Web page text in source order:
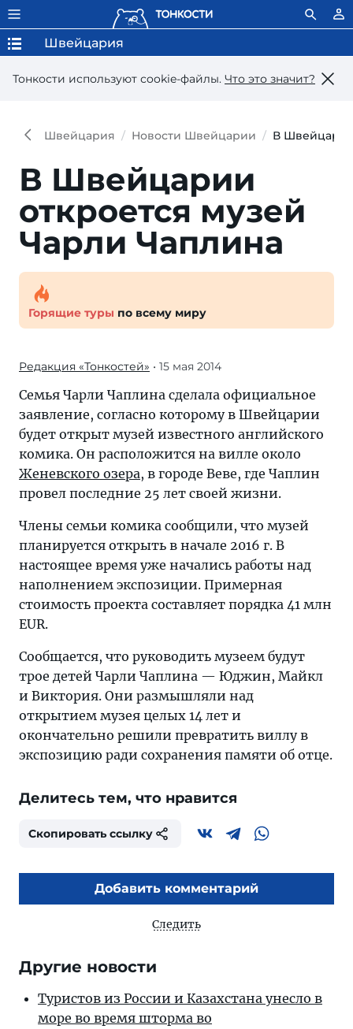
Тонкости используют сookie-файлы. Что это значит?
Швейцария
Швейцария Новости Швейцарии В
В Швейцарии
откроется музей
Чарли Чаплина
Горящие туры по всему миру
Редакция «Тонкостей» • 15 мая 2014
Семья Чарли Чаплина сделала официальное
заявление, согласно которому в Швейцарии
будет открыт музей известного английского
комика. Он расположится на вилле около
Женевского озера, в городе Веве, где Чаплин
провел последние 25 лет своей жизни.
Члены семьи комика сообщили, что музей
планируется открыть в начале 2016 г. В
настоящее время уже начались работы над
наполнением экспозиции. Примерная
стоимость проекта составляет порядка 41 млн
EUR.
Сообщается, что руководить музеем будут
трое детей Чарли Чаплина — Юджин, Майкл
и Виктория. Они размышляли над
открытием музея целых 14 лет и
окончательно решили превратить виллу в
экспозицию ради сохранения памяти об отце.
Делитесь тем, что нравится
Скопировать ссылку
Добавить комментарий
Следить
Другие новости
Туристов из России и Казахстана унесло в
море во время шторма во